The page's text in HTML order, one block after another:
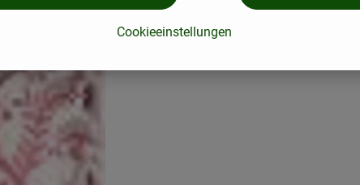
Cookieeinstellungen